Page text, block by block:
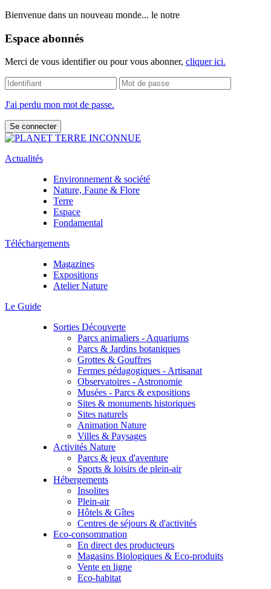
Bienvenue dans un nouveau monde... le notre
Espace abonnés
Merci de vous identifier ou pour vous abonner, cliquer ici.
J'ai perdu mon mot de passe.
Actualités
Environnement & société
Nature, Faune & Flore
Terre
Espace
Fondamental
Téléchargements
Magazines
Expositions
Atelier Nature
Le Guide
Sorties Découverte
Parcs animaliers - Aquariums
Parcs & Jardins botaniques
Grottes & Gouffres
Fermes pédagogiques - Artisanat
Observatoires - Astronomie
Musées - Parcs & expositions
Sites & monuments historiques
Sites naturels
Animation Nature
Villes & Paysages
Activités Nature
Parcs & jeux d'aventure
Sports & loisirs de plein-air
Hébergements
Insolites
Plein-air
Hôtels & Gîtes
Centres de séjours & d'activités
Eco-consommation
En direct des producteurs
Magasins Biologiques & Eco-produits
Vente en ligne
Eco-habitat